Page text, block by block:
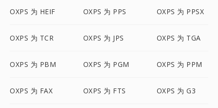
OXPS 为 HEIF OXPS 为 PPS OXPS 为 PPSX
OXPS 为 TCR OXPS 为 JPS OXPS 为 TGA
OXPS 为 PBM OXPS 为 PGM OXPS 为 PPM
OXPS 为 FAX OXPS 为 FTS OXPS 为 G3